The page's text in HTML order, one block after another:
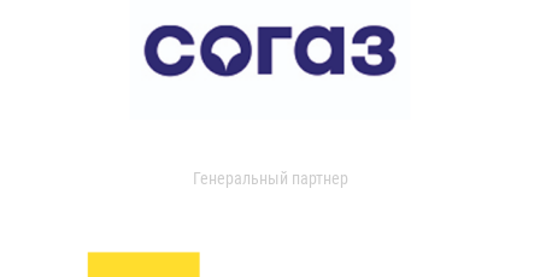
Генеральный партнер